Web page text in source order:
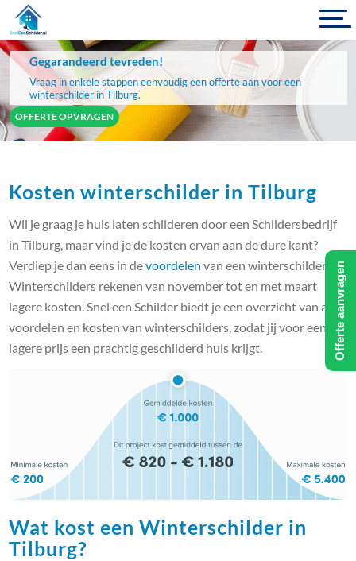
Gegarandeerd tevreden!
Vraag in enkele stappen eenvoudig een offerte aan voor een
winterschilder in Tilburg.
OFFERTE OPVRAGEN
Kosten winterschilder in Tilburg
Wil je graag je huis laten schilderen door een Schildersbedrijf
in Tilburg, maar vind je de kosten ervan aan de dure kant?
Verdiep je dan eens in devoordelen van een winterschilder.
Winterschilders rekenen van november tot en met maart
lagere kosten. Snel een Schilder biedt je een overzicht van alle
voordelen en kosten van winterschilders, zodat jij voor een
lagere prijs een prachtig geschilderd huis krijgt.
Wat kost een Winterschilder in
Tilburg?
Offerte aanvragen